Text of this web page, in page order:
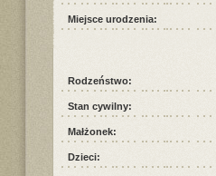
Miejsce urodzenia:
Rodzeństwo:
Stan cywilny:
Małżonek:
Dzieci: